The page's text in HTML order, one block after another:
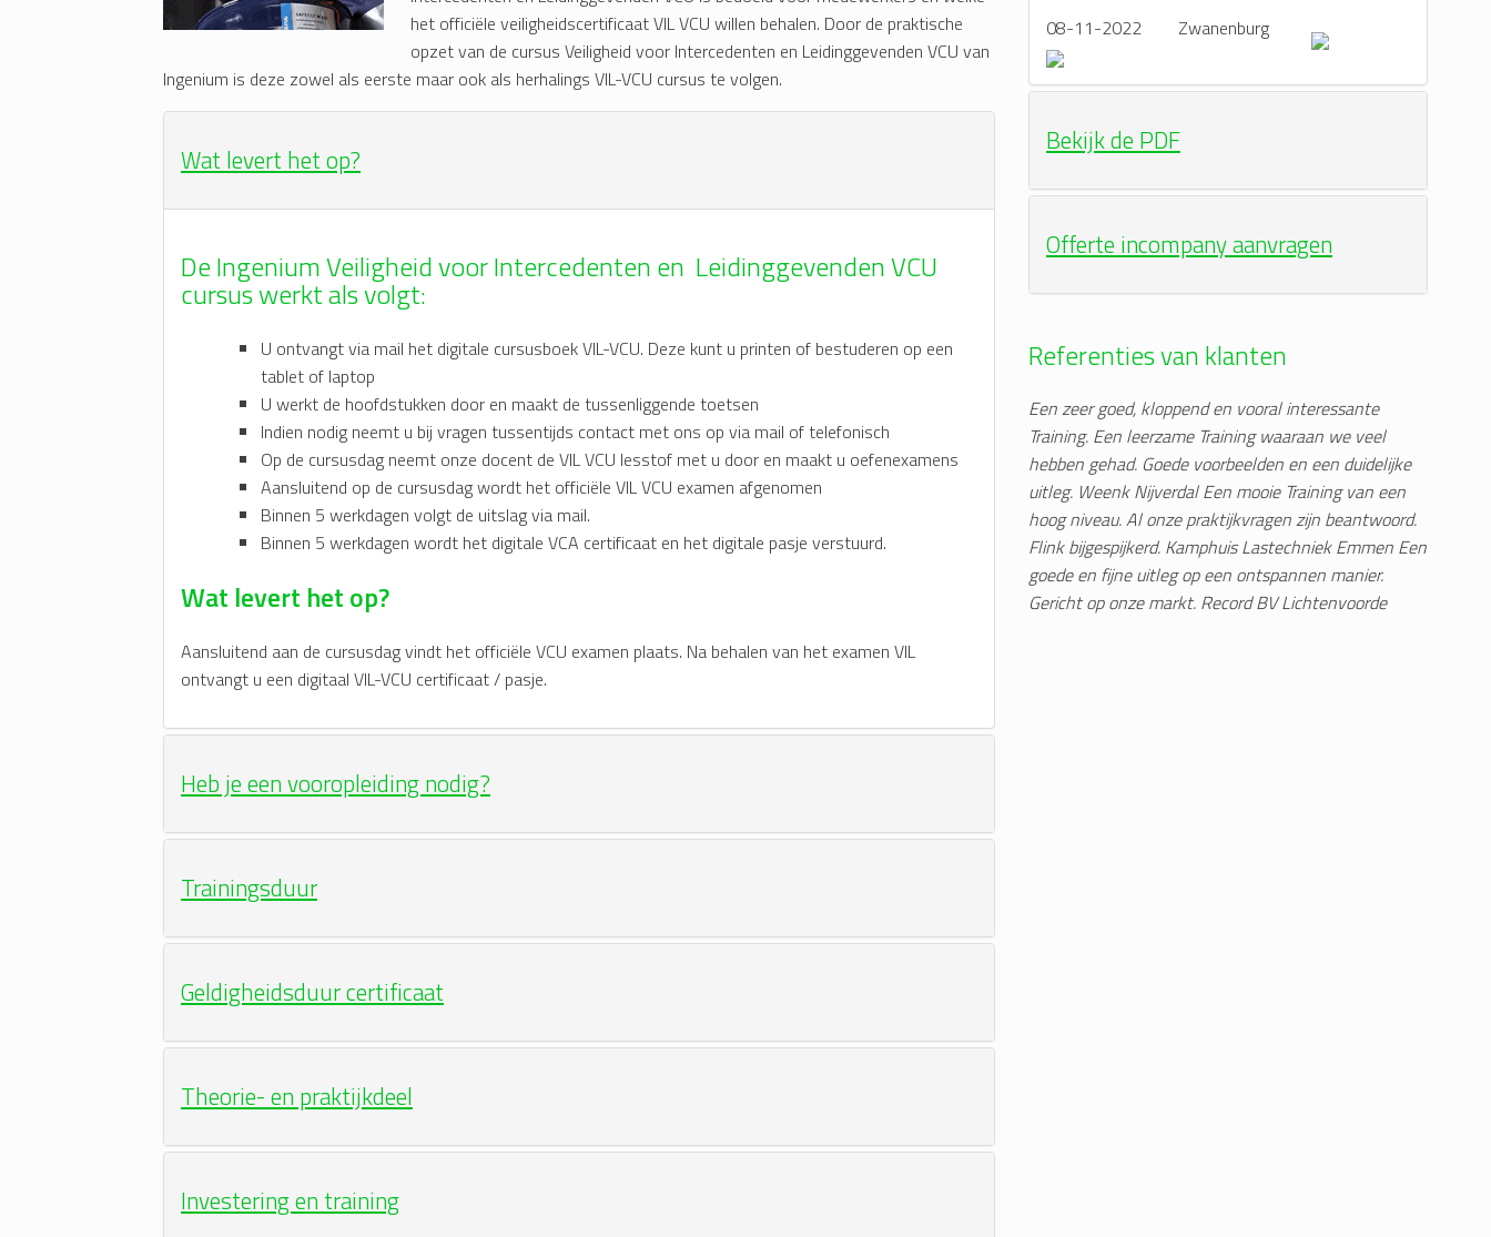
het officiële veiligheidscertificaat VIL VCU willen behalen. Door de praktische
opzet van de cursus Veiligheid voor Intercedenten en Leidinggevenden VCU van
Ingenium is deze zowel als eerste maar ook als herhalings VIL-VCU cursus te volgen.
Wat levert het op?
De Ingenium Veiligheid voor Intercedenten en Leidinggevenden VCU
cursus werkt als volgt:
U ontvangt via mail het digitale cursusboek VIL-VCU. Deze kunt u printen of bestuderen op een
tablet of laptop
U werkt de hoofdstukken door en maakt de tussenliggende toetsen
Indien nodig neemt u bij vragen tussentijds contact met ons op via mail of telefonisch
Op de cursusdag neemt onze docent de VIL VCU lesstof met u door en maakt u oefenexamens
Aansluitend op de cursusdag wordt het officiële VIL VCU examen afgenomen
Binnen 5 werkdagen volgt de uitslag via mail.
Binnen 5 werkdagen wordt het digitale VCA certificaat en het digitale pasje verstuurd.
Wat levert het op?
Aansluitend aan de cursusdag vindt het officiële VCU examen plaats. Na behalen van het examen VIL
ontvangt u een digitaal VIL-VCU certificaat / pasje.
Heb je een vooropleiding nodig?
Trainingsduur
Geldigheidsduur certificaat
Theorie- en praktijkdeel
Investering en training
08-11-2022 Zwanenburg
Bekijk de PDF
Offerte incompany aanvragen
Referenties van klanten
Een zeer goed, kloppend en vooral interessante
Training. Een leerzame Training waaraan we veel
hebben gehad. Goede voorbeelden en een duidelijke
uitleg. Weenk Nijverdal Een mooie Training van een
hoog niveau. Al onze praktijkvragen zijn beantwoord.
Flink bijgespijkerd. Kamphuis Lastechniek Emmen Een
goede en fijne uitleg op een ontspannen manier.
Gericht op onze markt. Record BV Lichtenvoorde